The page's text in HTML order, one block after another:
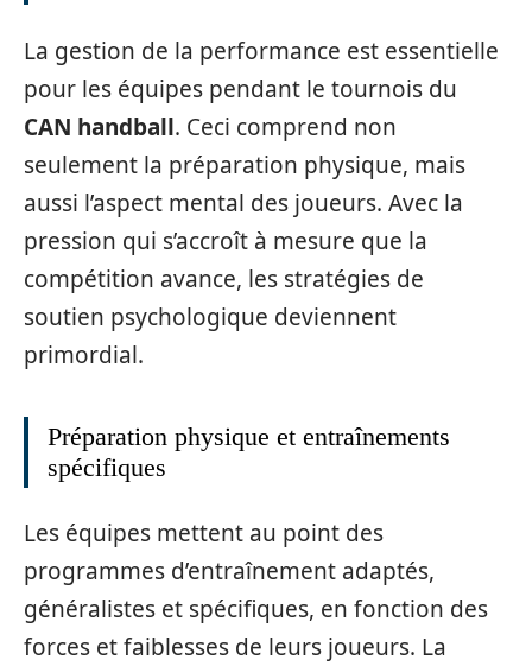
La gestion de la performance est essentielle
pour les équipes pendant le tournois du
CAN handball. Ceci comprend non
seulement la préparation physique, mais
aussi l’aspect mental des joueurs. Avec la
pression qui s’accroît à mesure que la
compétition avance, les stratégies de
soutien psychologique deviennent
primordial.
Préparation physique et entraînements
spécifiques
Les équipes mettent au point des
programmes d’entraînement adaptés,
généralistes et spécifiques, en fonction des
forces et faiblesses de leurs joueurs. La